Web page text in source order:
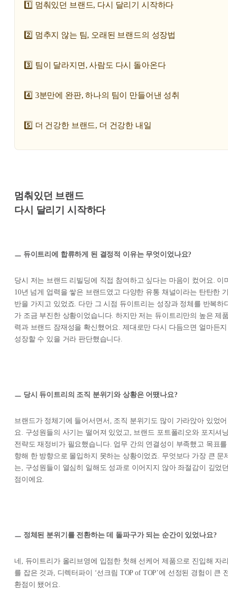
1️⃣ 멈춰있던 브랜드, 다시 달리기 시작하다
2️⃣ 멈추지 않는 팀, 오래된 브랜드의 성장법
3️⃣ 팀이 달라지면, 사람도 다시 돌아온다
4️⃣ 3분만에 완판, 하나의 팀이 만들어낸 성취
5️⃣ 더 건강한 브랜드, 더 건강한 내일
멈춰있던 브랜드
다시 달리기 시작하다
ㅡ 듀이트리에 합류하게 된 결정적 이유는 무엇이었나요?
당시 저는 브랜드 리빌딩에 직접 참여하고 싶다는 마음이 컸어요. 이
10년 넘게 업력을 쌓은 브랜드였고 다양한 유통 채널이라는 탄탄한
반을 가지고 있었죠. 다만 그 시점 듀이트리는 성장과 정체를 반복하
가 조금 부진한 상황이었습니다. 하지만 저는 듀이트리만의 높은 제
력과 브랜드 잠재성을 확신했어요. 제대로만 다시 다듬으면 얼마든지
성장할 수 있을 거라 판단했습니다.
ㅡ 당시 듀이트리의 조직 분위기와 상황은 어땠나요?
브랜드가 정체기에 들어서면서, 조직 분위기도 많이 가라앉아 있었어
요. 구성원들의 사기는 떨어져 있었고, 브랜드 포트폴리오와 포지셔
전략도 재정비가 필요했습니다. 업무 간의 연결성이 부족했고 목표를
향해 한 방향으로 몰입하지 못하는 상황이었죠. 무엇보다 가장 큰 문
는, 구성원들이 열심히 일해도 성과로 이어지지 않아 좌절감이 깊었
점이에요.
ㅡ 정체된 분위기를 전환하는 데 돌파구가 되는 순간이 있었나요?
네, 듀이트리가 올리브영에 입점한 첫해 선케어 제품으로 진입해 자
를 잡은 것과, 디렉터파이 ‘선크림 TOP of TOP’에 선정된 경험이 큰
환점이 됐어요.